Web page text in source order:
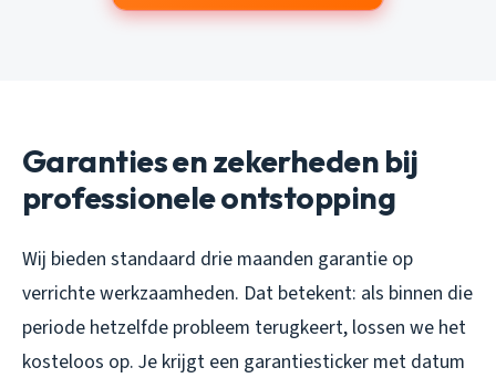
Garanties en zekerheden bij
professionele ontstopping
Wij bieden standaard drie maanden garantie op
verrichte werkzaamheden. Dat betekent: als binnen die
periode hetzelfde probleem terugkeert, lossen we het
kosteloos op. Je krijgt een garantiesticker met datum